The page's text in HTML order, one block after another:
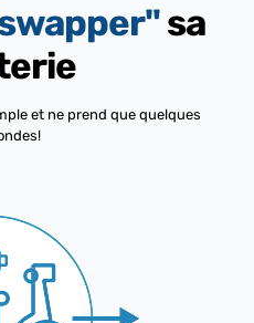
sa
et ne prend que quelques